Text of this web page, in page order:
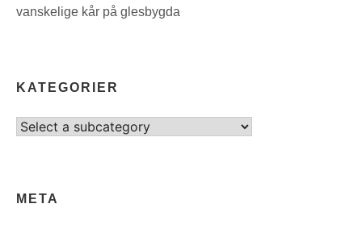
vanskelige kår på glesbygda
KATEGORIER
Select
META